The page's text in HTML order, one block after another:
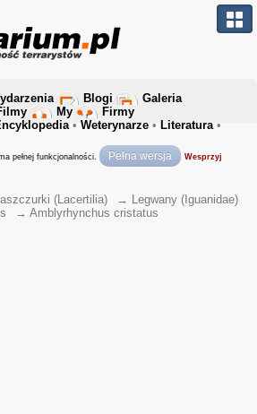
Blogi
Galeria
My
Firmy
• Weterynarze • Literatura•
pełnej funkcjonalności. Pełna wersja Wesprzyj
(Lacertilia) → Legwany (Iguanidae)
→ Amblyrhynchus cristatus